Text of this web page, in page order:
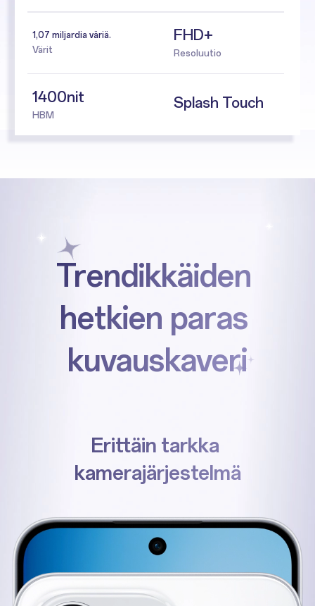
1,07 miljardia väriä.
Värit
FHD+
Resoluutio
1400nit
HBM
Splash Touch
Trendikkäiden
hetkien paras
kuvauskaveri
Erittäin tarkka
kamerajärjestelmä